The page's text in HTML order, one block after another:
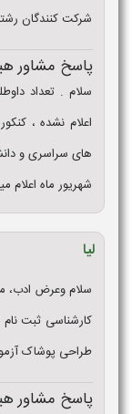
شرکت کنندگان
پاسخ مشاور
سلام . تعداد
اعلام نشده ،
های سراسری و
شهریور ماه اعلام
لیا
کارشناسی ثبت
طراحی پوشاک
پاسخ مشاور